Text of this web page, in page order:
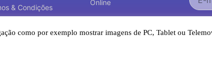
& Condições
Online
Eletrónico
como por exemplo mostrar imagens de PC, Tablet ou